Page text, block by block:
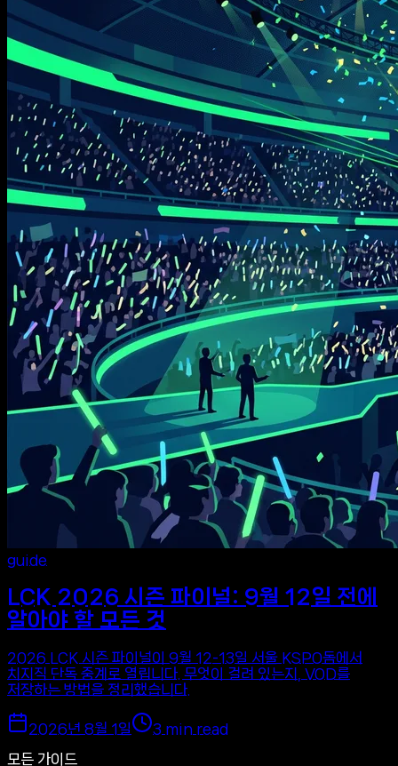
guide
LCK 2026 시즌 파이널: 9월 12일 전에
알아야 할 모든 것
2026 LCK 시즌 파이널이 9월 12-13일 서울 KSPO돔에서
치지직 단독 중계로 열립니다. 무엇이 걸려 있는지, VOD를
저장하는 방법을 정리했습니다.
2026년 8월 1일 3 min read
모든 가이드